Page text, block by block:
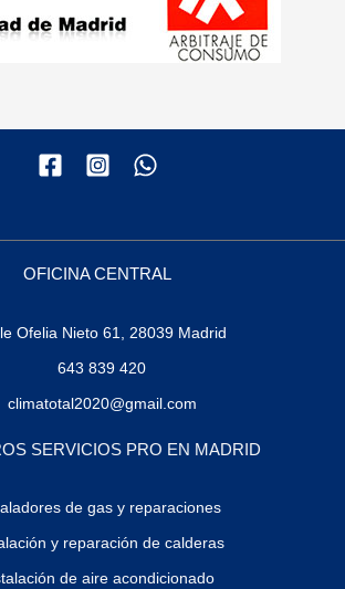
OFICINA CENTRAL
Ofelia Nieto 61, 28039 Madrid
643 839 420
climatotal2020@gmail.com
SERVICIOS PRO EN MADRID
de gas y reparaciones
y reparación de calderas
de aire acondicionado